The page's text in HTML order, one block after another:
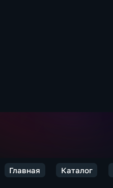
Главная Каталог